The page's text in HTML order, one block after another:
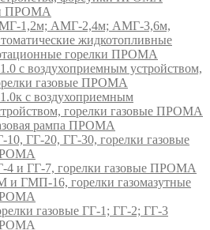
ПРОМА
1,2м; АМГ-2,4м; АМГ-3,6м,
жидкотопливные
горелки ПРОМА
с воздухоприемным устройством,
газовые ПРОМА
с воздухоприемным
горелки газовые ПРОМА
рампа ПРОМА
10, ГГ-20, ГГ-30, горелки газовые
4 и ГГ-7, горелки газовые ПРОМА
и ГМП-16, горелки газомазутные
газовые ГГ-1; ГГ-2; ГГ-3